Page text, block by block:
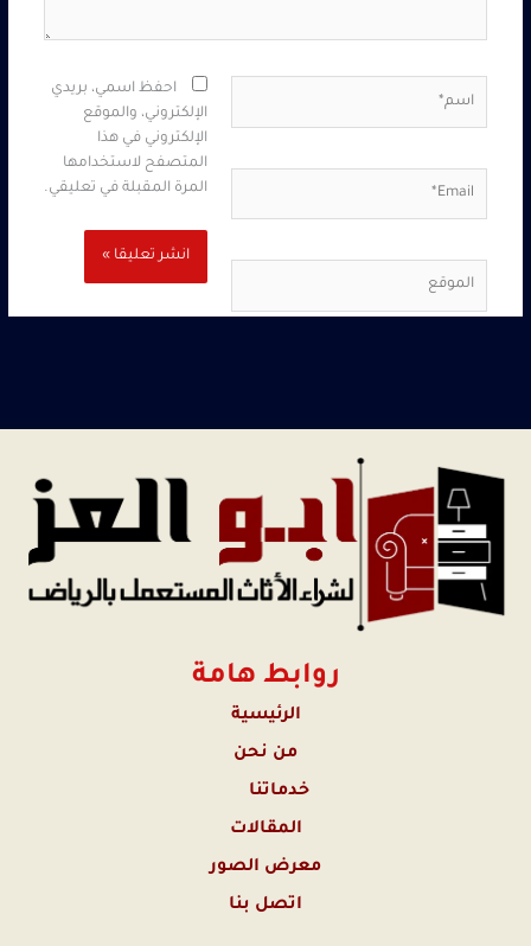
احفظ اسمي، بريدي
الإلكتروني، والموقع
الإلكتروني في هذا
المتصفح لاستخدامها
المرة المقبلة في تعليقي.
روابط هامة
الرئيسية
من نحن
خدماتنا
المقالات
معرض الصور
اتصل بنا